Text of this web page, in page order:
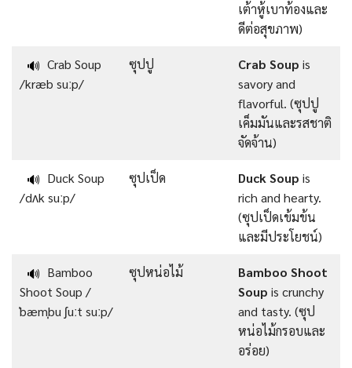
เต้าหู้เบาท้องและ
ดีต่อสุขภาพ)
🔊 Crab Soup
/kræb suːp/
ซุปปู Crab Soup is
savory and
flavorful. (ซุปปู
เค็มมันและรสชาติ
จัดจ้าน)
🔊 Duck Soup
/dʌk suːp/
ซุปเป็ด Duck Soup is
rich and hearty.
(ซุปเป็ดเข้มข้น
และมีประโยชน์)
🔊 Bamboo
Shoot Soup /
ˈbæmˌbu ʃuːt suːp/
ซุปหน่อไม้
Bamboo Shoot
Soup is crunchy
and tasty. (ซุป
หน่อไม้กรอบและ
อร่อย)